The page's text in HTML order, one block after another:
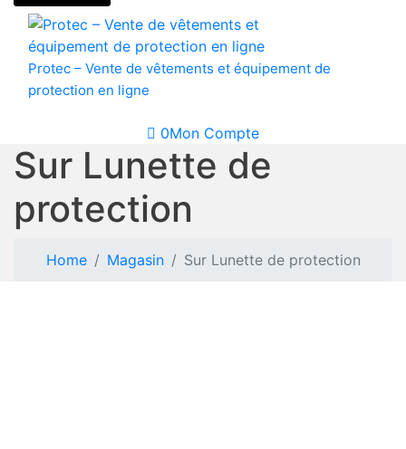
Protec – Vente de vêtements et équipement de
protection en ligne
0Mon Compte
Sur Lunette de
protection
Home Magasin Sur Lunette de protection